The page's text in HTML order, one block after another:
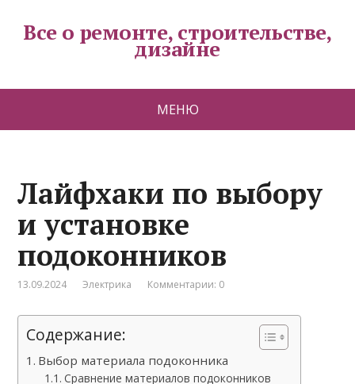
Все о ремонте, строительстве,
дизайне
МЕНЮ
Лайфхаки по выбору
и установке
подоконников
13.09.2024 Электрика Комментарии: 0
Содержание:
Выбор материала подоконника
Сравнение материалов подоконников